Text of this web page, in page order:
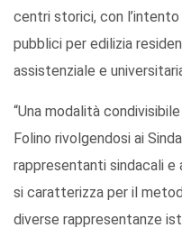
centri storici, con
pubblici per edilizia
assistenziale e
“Una modalità
Folino rivolgendosi ai
rappresentanti sindacali
si caratterizza per il
diverse rappresentanze